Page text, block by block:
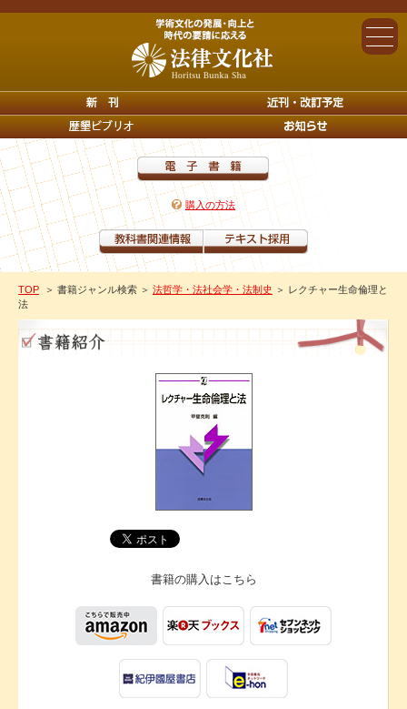
購入の方法
TOP ＞ 書籍ジャンル検索 ＞ 法哲学・法社会学・法制史 ＞ レクチャー生命倫理と
法
書籍の購入はこちら